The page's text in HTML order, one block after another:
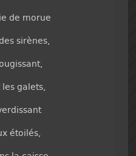
de morue
sirènes,
les galets,
étoilés,